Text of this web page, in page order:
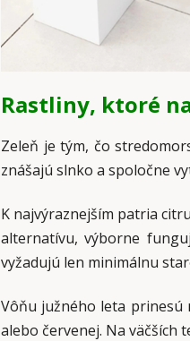
Rastliny, ktoré
Zeleň je tým, čo
znášajú slnko a spoločne
K najvýraznejším patria
alternatívu, výborne
vyžadujú len minimálnu
Vôňu južného leta prinesú
alebo červenej. Na